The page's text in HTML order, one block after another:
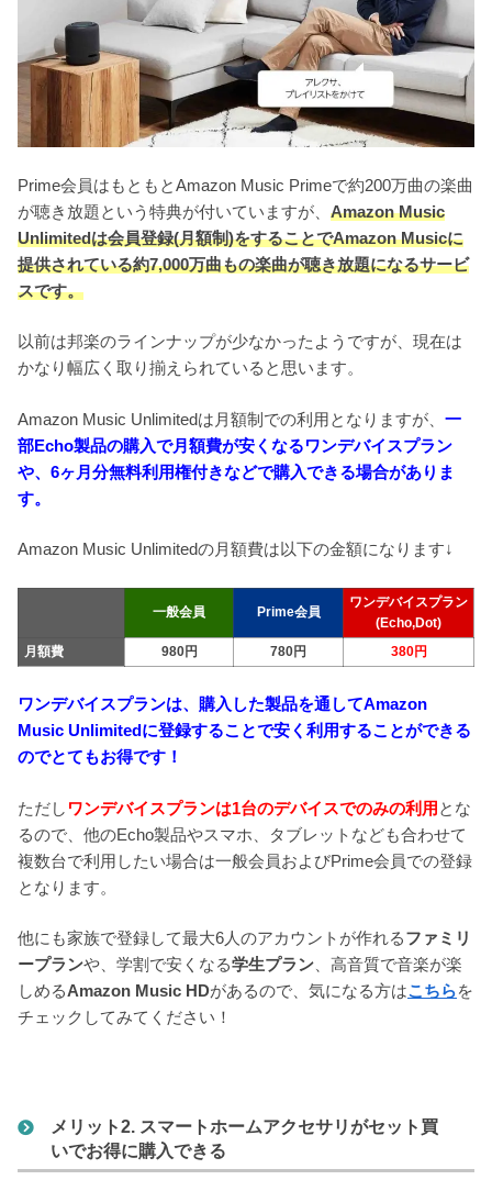
Prime会員はもともとAmazon Music Primeで約200万曲の楽曲
が聴き放題という特典が付いていますが、 Amazon Music
Unlimitedは会員登録(月額制)をすることでAmazon Musicに
提供されている約7,000万曲もの楽曲が聴き放題になるサービ
スです。
以前は邦楽のラインナップが少なかったようですが、現在は
かなり幅広く取り揃えられていると思います。
Amazon Music Unlimitedは月額制での利用となりますが、 一
部Echo製品の購入で月額費が安くなるワンデバイスプラン
や、6ヶ月分無料利用権付きなどで購入できる場合がありま
す。
Amazon Music Unlimitedの月額費は以下の金額になります↓
一般会員 Prime会員
ワンデバイスプラン
(Echo,Dot)
月額費
980円 780円 380円
ワンデバイスプランは、購入した製品を通してAmazon
Music Unlimitedに登録することで安く利用することができる
のでとてもお得です！
ただし ワンデバイスプランは1台のデバイスでのみの利用 とな
るので、他のEcho製品やスマホ、タブレットなども合わせて
複数台で利用したい場合は一般会員およびPrime会員での登録
となります。
他にも家族で登録して最大6人のアカウントが作れるファミリ
ープランや、学割で安くなる学生プラン 、高音質で音楽が楽
しめるAmazon Music HDがあるので、気になる方はこちらを
チェックしてみてください！
メリット2. スマートホームアクセサリがセット買
いでお得に購入できる